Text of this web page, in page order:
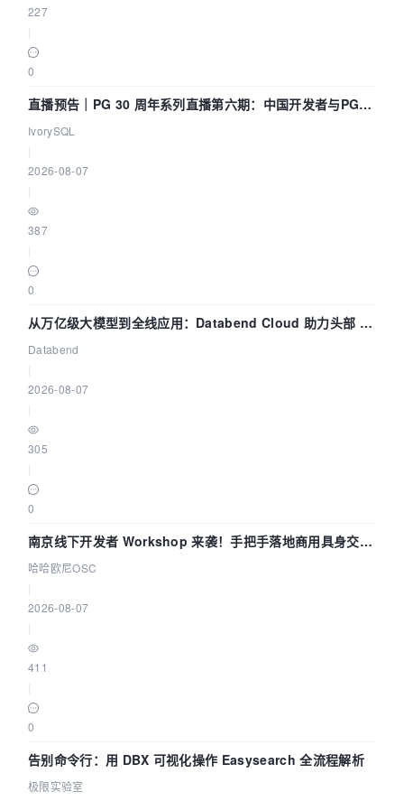
227
0
直播预告｜PG 30 周年系列直播第六期：中国开发者与PG内
核——我们改得动吗？我们贡献了什么？
IvorySQL
2026-08-07
387
0
从万亿级大模型到全线应用：Databend Cloud 助力头部 AI
企业构建全链路 Trace 数据管道
Databend
2026-08-07
305
0
南京线下开发者 Workshop 来袭！手把手落地商用具身交互
智能 Agent 应用
哈哈欧尼OSC
2026-08-07
411
0
告别命令行：用 DBX 可视化操作 Easysearch 全流程解析
极限实验室